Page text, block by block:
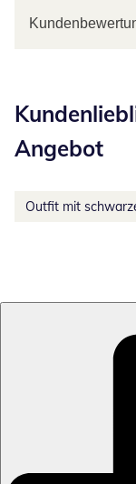
Angebot
Outfit mit